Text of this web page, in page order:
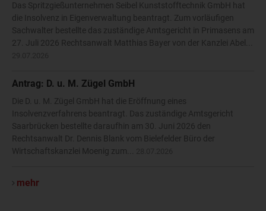
Das Spritzgießunternehmen Seibel Kunststofftechnik GmbH hat
die Insolvenz in Eigenverwaltung beantragt. Zum vorläufigen
Sachwalter bestellte das zuständige Amtsgericht in Primasens am
27. Juli 2026 Rechtsanwalt Matthias Bayer von der Kanzlei Abel...
Antrag: D. u. M. Zügel GmbH
Die D. u. M. Zügel GmbH hat die Eröffnung eines
Insolvenzverfahrens beantragt. Das zuständige Amtsgericht
Saarbrücken bestellte daraufhin am 30. Juni 2026 den
Rechtsanwalt Dr. Dennis Blank vom Bielefelder Büro der
Wirtschaftskanzlei Moenig zum...
mehr